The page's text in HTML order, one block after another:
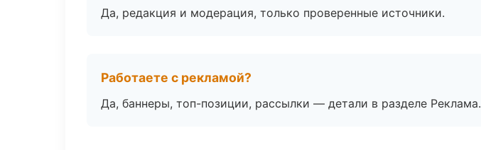
Да, редакция и модерация, только проверенные источники.
Работаете с рекламой?
Да, баннеры, топ-позиции, рассылки — детали в разделе Реклама.